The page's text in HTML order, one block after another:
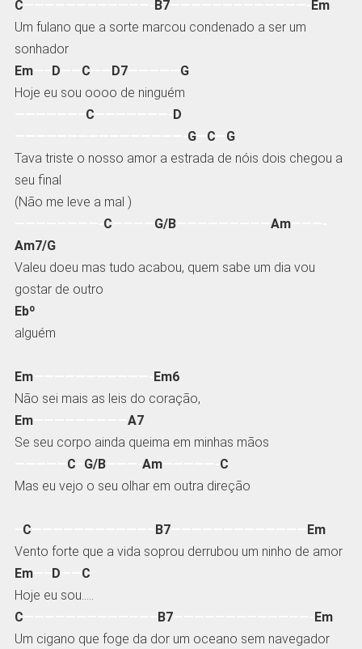
C
B7—————————————- Em
Um fulano que a sorte marcou condenado a ser um
sonhador
Em—– D C D7————— G
Hoje eu sou oooo de ninguém
C
D
G— C
G
Tava triste o nosso amor a estrada de nóis dois chegou a
seu final
(Não me leve a mal )
C G/B————————— Am———-
Am7/G
Valeu doeu mas tudo acabou, quem sabe um dia vou
gostar de outro
Ebº
alguém
Em———————————-
Em6
Não sei mais as leis do coração,
Em————————— A7
Se seu corpo ainda queima em minhas mãos
C G/B———- Am—————- C
Mas eu vejo o seu olhar em outra direção
C B7—————————————
Em
Vento forte que a vida soprou derrubou um ninho de amor
Em—– D
C
Hoje eu sou…..
C
B7—————————————-
Em
Um cigano que foge da dor um oceano sem navegador